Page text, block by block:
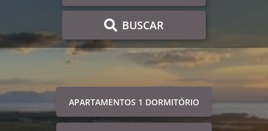
BUSCAR
APARTAMENTOS 1 DORMITÓRIO